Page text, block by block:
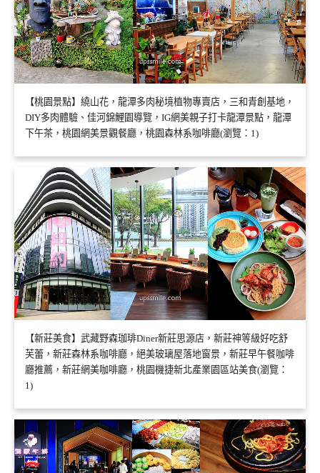
【桃園景點】繞山花，龍潭多肉秘境植物專賣店，三和青創基地，
DIY多肉體驗、佳河錦鯉園導覽，IG網美親子打卡龍潭景點，龍潭
下午茶，桃園網美景觀餐廳，桃園森林系咖啡廳(瀏覽：1)
【新莊美食】武藏野森珈琲Diner新莊思源店，新莊神等級好吃舒
芙蕾，新莊森林系咖啡廳，絕美玻璃屋落地窗景，新莊早午餐咖啡
廳推薦，新莊網美咖啡廳，桃園機捷新北產業園區站美食(瀏覽：
1)